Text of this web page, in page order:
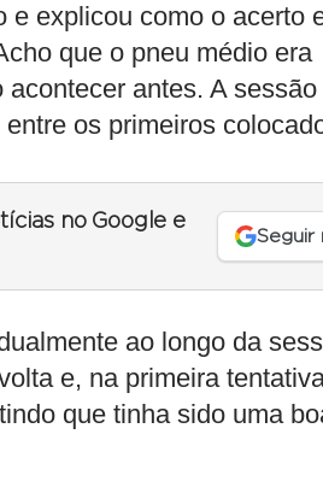
explicou como o acerto
que o pneu médio era
antes. A sessão
os primeiros
no Google e
Seguir
ao longo da
e, na primeira
que tinha sido uma